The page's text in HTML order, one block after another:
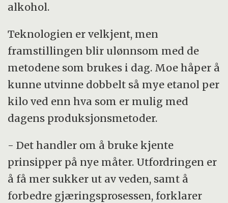
alkohol.
Teknologien er velkjent, men
framstillingen blir ulønnsom med de
metodene som brukes i dag. Moe håper å
kunne utvinne dobbelt så mye etanol per
kilo ved enn hva som er mulig med
dagens produksjonsmetoder.
- Det handler om å bruke kjente
prinsipper på nye måter. Utfordringen er
å få mer sukker ut av veden, samt å
forbedre gjæringsprosessen, forklarer